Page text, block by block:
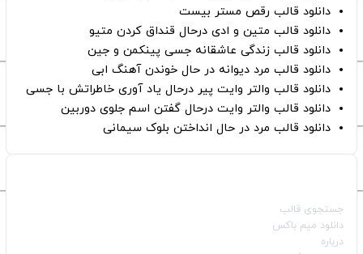
دانلود قالب رقص مستر بیست
دانلود قالب متین و ادی درحال قنداق کردن متیو
دانلود قالب زندگی عاشقانه جسی پینکمن و جین
دانلود قالب مرد دیوانه در حال خوندن آهنگ ابی
دانلود قالب والتر وایت پیر درحال یاد آوری خاطراتش با جسی
دانلود قالب والتر وایت درحال گفتن اسم جلوی دوربین
دانلود قالب مرد در حال انداختن بلوک سیمانی
جستجوی قالب
دانلود میم باکس
درباره